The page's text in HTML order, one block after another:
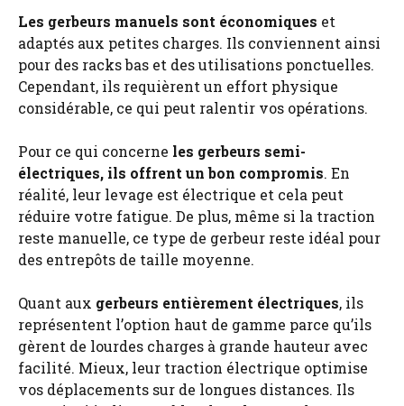
Les gerbeurs manuels sont économiques et
adaptés aux petites charges. Ils conviennent ainsi
pour des racks bas et des utilisations ponctuelles.
Cependant, ils requièrent un effort physique
considérable, ce qui peut ralentir vos opérations.
Pour ce qui concerne les gerbeurs semi-
électriques, ils offrent un bon compromis. En
réalité, leur levage est électrique et cela peut
réduire votre fatigue. De plus, même si la traction
reste manuelle, ce type de gerbeur reste idéal pour
des entrepôts de taille moyenne.
Quant aux gerbeurs entièrement électriques, ils
représentent l’option haut de gamme parce qu’ils
gèrent de lourdes charges à grande hauteur avec
facilité. Mieux, leur traction électrique optimise
vos déplacements sur de longues distances. Ils